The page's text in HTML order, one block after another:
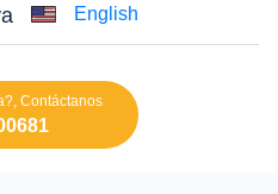
English
Contáctanos